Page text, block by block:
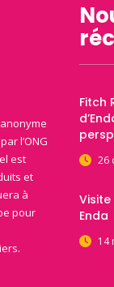
l’ONG
est
et
à
pour
Fitch
26
Enda
14